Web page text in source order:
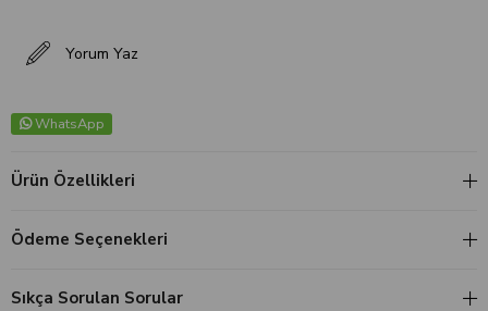
Yorum Yaz
WhatsApp
Ürün Özellikleri
Ödeme Seçenekleri
Sıkça Sorulan Sorular